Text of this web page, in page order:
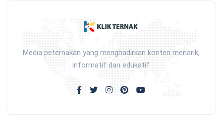
Media peternakan yang menghadirkan konten menarik,
informatif dan edukatif